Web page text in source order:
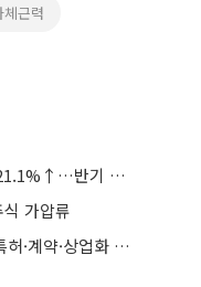
체근력
보령, 상반기 영업익 440억, 전년比 21.1%↑…반기 역대 최대
가압류
알테오젠, 올해만 1.8조 기술수출…특허·계약·상업화 ‘삼박자’